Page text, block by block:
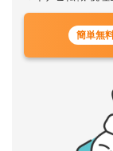
簡単無